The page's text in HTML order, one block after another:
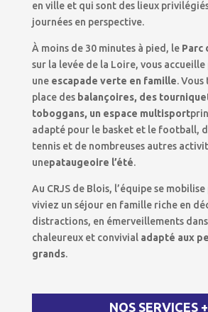
en ville et qui sont des lieux
journées en perspective.
À moins de 30 minutes à pied, le Parc
sur la levée de la Loire, vous accueille
une escapade verte en famille.
place des balançoires, des
toboggans, un espace multisport
adapté pour le basket et le football,
tennis et de nombreuses autres
unepataugeoire l’été.
Au CRJS de Blois, l’équipe se
viviez un séjour en famille riche en
distractions, en émerveillements
chaleureux et convivial adapté aux
grands.
NOS SERVICES +